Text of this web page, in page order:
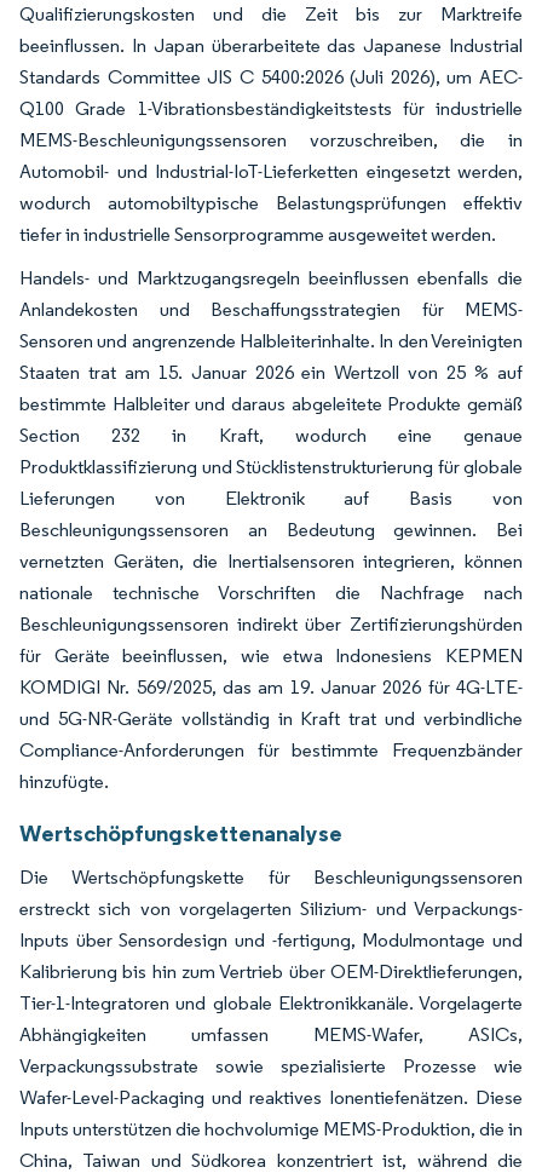
Qualifizierungskosten und die Zeit bis zur Marktreife
beeinflussen. In Japan überarbeitete das Japanese Industrial
Standards Committee JIS C 5400:2026 (Juli 2026), um AEC-
Q100 Grade 1-Vibrationsbeständigkeitstests für industrielle
MEMS-Beschleunigungssensoren vorzuschreiben, die in
Automobil- und Industrial-IoT-Lieferketten eingesetzt werden,
wodurch automobiltypische Belastungsprüfungen effektiv
tiefer in industrielle Sensorprogramme ausgeweitet werden.
Handels- und Marktzugangsregeln beeinflussen ebenfalls die
Anlandekosten und Beschaffungsstrategien für MEMS-
Sensoren und angrenzende Halbleiterinhalte. In den Vereinigten
Staaten trat am 15. Januar 2026 ein Wertzoll von 25 % auf
bestimmte Halbleiter und daraus abgeleitete Produkte gemäß
Section 232 in Kraft, wodurch eine genaue
Produktklassifizierung und Stücklistenstrukturierung für globale
Lieferungen von Elektronik auf Basis von
Beschleunigungssensoren an Bedeutung gewinnen. Bei
vernetzten Geräten, die Inertialsensoren integrieren, können
nationale technische Vorschriften die Nachfrage nach
Beschleunigungssensoren indirekt über Zertifizierungshürden
für Geräte beeinflussen, wie etwa Indonesiens KEPMEN
KOMDIGI Nr. 569/2025, das am 19. Januar 2026 für 4G-LTE-
und 5G-NR-Geräte vollständig in Kraft trat und verbindliche
Compliance-Anforderungen für bestimmte Frequenzbänder
hinzufügte.
Wertschöpfungskettenanalyse
Die Wertschöpfungskette für Beschleunigungssensoren
erstreckt sich von vorgelagerten Silizium- und Verpackungs-
Inputs über Sensordesign und -fertigung, Modulmontage und
Kalibrierung bis hin zum Vertrieb über OEM-Direktlieferungen,
Tier-1-Integratoren und globale Elektronikkanäle. Vorgelagerte
Abhängigkeiten umfassen MEMS-Wafer, ASICs,
Verpackungssubstrate sowie spezialisierte Prozesse wie
Wafer-Level-Packaging und reaktives Ionentiefenätzen. Diese
Inputs unterstützen die hochvolumige MEMS-Produktion, die in
China, Taiwan und Südkorea konzentriert ist, während die